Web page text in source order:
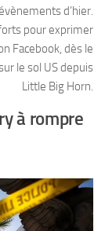
d’hier.
pour exprimer
Facebook, dès le
le sol US depuis
Little Big Horn.
à rompre